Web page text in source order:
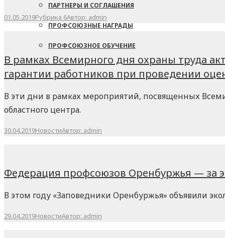
ПАРТНЕРЫ И СОГЛАШЕНИЯ
ПРОФСОЮЗНЫЕ НАГРАДЫ
ПРОФСОЮЗНОЕ ОБУЧЕНИЕ
01.05.2019Рубрика 6Автор: admin
В рамках Всемирного дня охраны труда
гарантии работников при проведении
В эти дни в рамках мероприятий, посвященных
областного центра.
30.04.2019НовостиАвтор: admin
Федерация профсоюзов Оренбуржья — за
В этом году «Заповедники Оренбуржья» объявили
29.04.2019НовостиАвтор: admin